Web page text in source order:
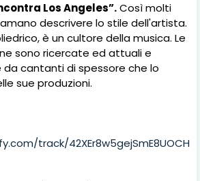
Los Angeles”.Così molti
descrivere lo stile dell'artista.
è un cultore della musica. Le
sono ricercate ed attuali e
cantanti di spessore che lo
sue produzioni.
track/42XEr8w5gejSmE8UOCH